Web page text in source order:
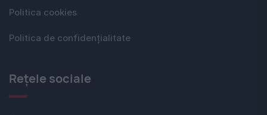
Politica cookies
Politica de confidențialitate
Rețele sociale